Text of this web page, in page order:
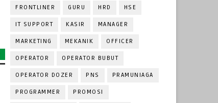
FRONTLINER GURU HRD HSE
IT SUPPORT KASIR MANAGER
MARKETING MEKANIK OFFICER
OPERATOR OPERATOR BUBUT
OPERATOR DOZER PNS PRAMUNIAGA
PROGRAMMER PROMOSI